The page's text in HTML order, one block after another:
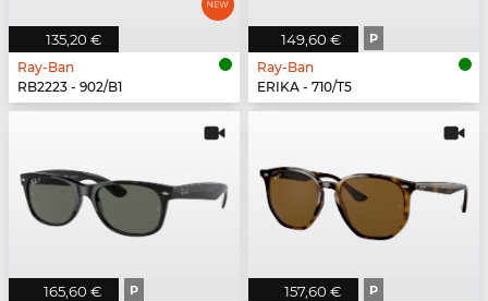
135,20 €
Ray-Ban
RB2223 - 902/B1
149,60 € P
Ray-Ban
ERIKA - 710/T5
165,60 € P 157,60 € P